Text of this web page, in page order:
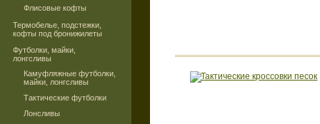
Флисовые кофты
Термобелье, подстежки,
кофты под бронижилеты
Футболки, майки,
лонгсливы
Камуфляжные футболки,
майки, лонгсливы
Тактические футболки
Лонсливы